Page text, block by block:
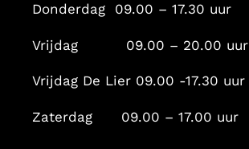
Donderdag 09.00 – 17.30 uur
Vrijdag 09.00 – 20.00 uur
Vrijdag De Lier 09.00 -17.30 uur
Zaterdag 09.00 – 17.00 uur